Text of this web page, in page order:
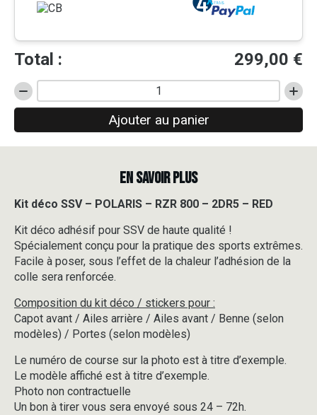
Total : 299,00 €
quantité
de
SSV
RZR
-
2DR5
-
RED
Ajouter au panier
EN SAVOIR PLUS
Kit déco SSV – POLARIS – RZR 800 – 2DR5 – RED
Kit déco adhésif pour SSV de haute qualité !
Spécialement conçu pour la pratique des sports extrêmes.
Facile à poser, sous l’effet de la chaleur l’adhésion de la
colle sera renforcée.
Composition du kit déco / stickers pour :
Capot avant / Ailes arrière / Ailes avant / Benne (selon
modèles) / Portes (selon modèles)
Le numéro de course sur la photo est à titre d’exemple.
Le modèle affiché est à titre d’exemple.
Photo non contractuelle
Un bon à tirer vous sera envoyé sous 24 – 72h.